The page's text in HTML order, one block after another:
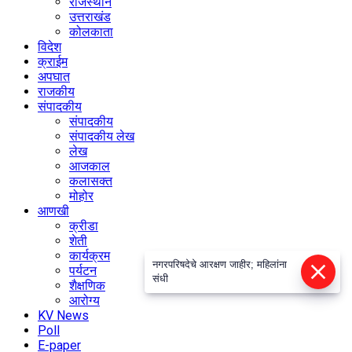
उत्तराखंड
कोलकाता
विदेश
क्राईम
अपघात
राजकीय
संपादकीय
संपादकीय
संपादकीय लेख
लेख
आजकाल
कलासक्त
मोहोर
आणखी
क्रीडा
शेती
कार्यक्रम
पर्यटन
शैक्षणिक
आरोग्य
KV News
Poll
E-paper
नगरपरिषदेचे आरक्षण जाहीर; महिलांना
संधी